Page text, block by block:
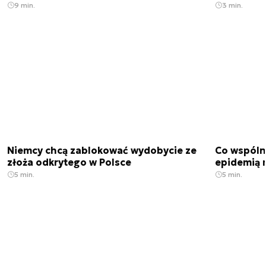
9 min. 3 min.
Niemcy chcą zablokować wydobycie ze
złoża odkrytego w Polsce
5 min.
Co
epidemią
5 min.